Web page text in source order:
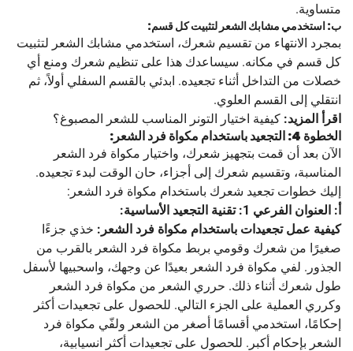
متساوية.
ب: استخدمي مشابك الشعر لتثبيت كل قسم:
بمجرد الانتهاء من تقسيم شعرك، استخدمي مشابك الشعر لتثبيت
كل قسم في مكانه. سيساعدك هذا على تنظيم شعرك ومنع أي
خصلات من التداخل أثناء تجعيده. ابدئي بالقسم السفلي أولاً، ثم
انتقلي إلى القسم العلوي.
اقرأ المزيد: كيفية اختيار التونر المناسب للشعر المصبوغ؟
الخطوة 4: التجعيد باستخدام مكواة فرد الشعر:
الآن بعد أن قمت بتجهيز شعرك، واختيار مكواة فرد الشعر
المناسبة، وتقسيم شعرك إلى أجزاء، حان الوقت لبدء تجعيده.
إليك خطوات تجعيد شعرك باستخدام مكواة فرد الشعر:
أ: العنوان الفرعي 1: تقنية التجعيد الأساسية:
كيفية عمل تجعيدات باستخدام مكواة فرد الشعر: خذي جزءًا
صغيرًا من شعرك وقومي بربط مكواة فرد الشعر بالقرب من
الجذور. لفي مكواة فرد الشعر بعيدًا عن وجهك، واسحبيها لأسفل
طول شعرك أثناء ذلك. حرري الشعر من مكواة فرد الشعر
وكرري العملية على الجزء التالي. للحصول على تجعيدات أكثر
إحكامًا، استخدمي أقسامًا أصغر من الشعر ولفّي مكواة فرد
الشعر بإحكام أكبر. للحصول على تجعيدات أكثر انسيابية،